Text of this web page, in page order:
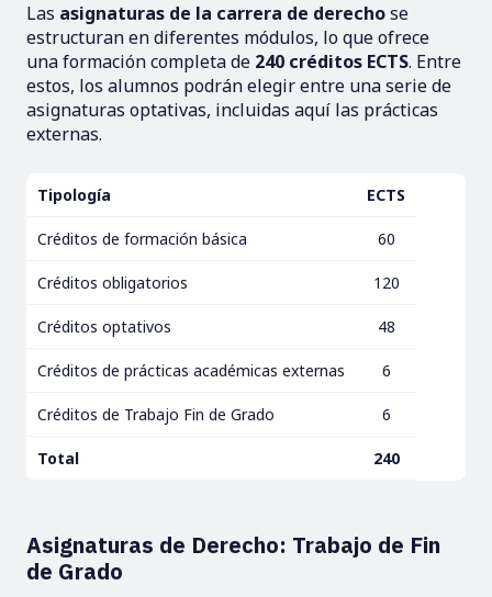
Las asignaturas de la carrera de derechose
estructuran en diferentes módulos, lo que ofrece
una formación completa de 240 créditos ECTS. Entre
estos, los alumnos podrán elegir entre una serie de
asignaturas optativas, incluidas aquí las prácticas
externas.
Tipología ECTS
Créditos de formación básica 60
Créditos obligatorios 120
Créditos optativos 48
Créditos de prácticas académicas externas 6
Créditos de Trabajo Fin de Grado 6
Total 240
Asignaturas de Derecho: Trabajo de Fin
de Grado